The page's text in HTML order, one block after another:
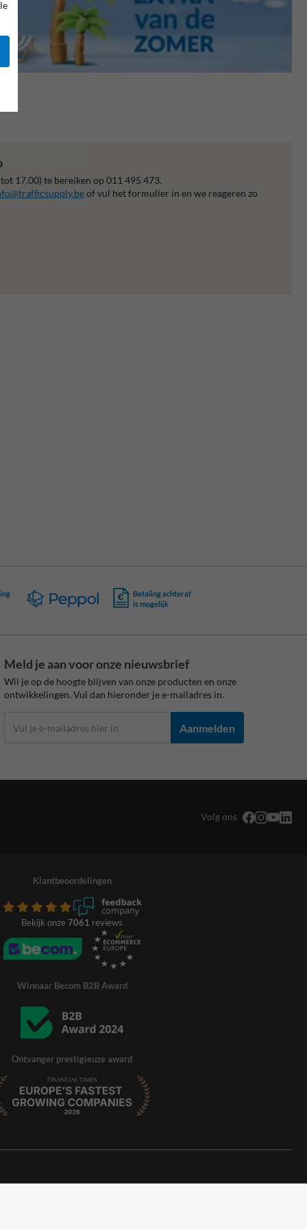
17.00) te bereiken op 011 495 473.
of vul het formulier in en we reageren zo
Betaling achteraf
is mogelijk
Meld je aan voor onze nieuwsbrief
Wil je op de hoogte blijven van onze producten en onze
ontwikkelingen. Vul dan hieronder je e-mailadres in.
Aanmelden
Volg ons
Klantbeoordelingen
Bekijk onze 7061 reviews
Winnaar Becom B2B Award
Ontvanger prestigieuze award